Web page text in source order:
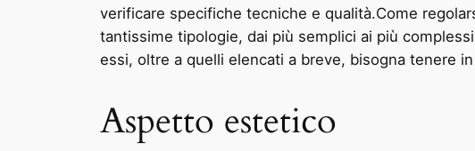
verificare specifiche tecniche e qualità.Come
tantissime tipologie, dai più semplici ai più
essi, oltre a quelli elencati a breve, bisogna tenere
Aspetto estetico